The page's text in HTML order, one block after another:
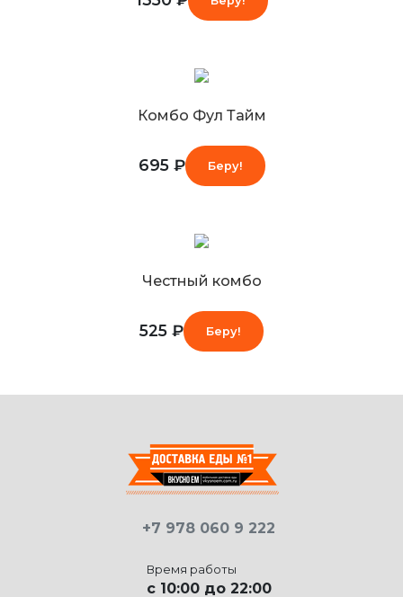
Комбо Фул Тайм
695 ₽ Беру!
Честный комбо
525 ₽ Беру!
+7 978 060 9 222
Время работы
c 10:00 до 22:00